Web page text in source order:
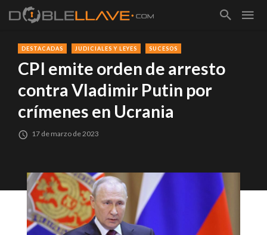
DESTACADAS JUDICIALES Y LEYES SUCESOS
CPI emite orden de arresto
contra Vladimir Putin por
crímenes en Ucrania
17 de marzo de 2023